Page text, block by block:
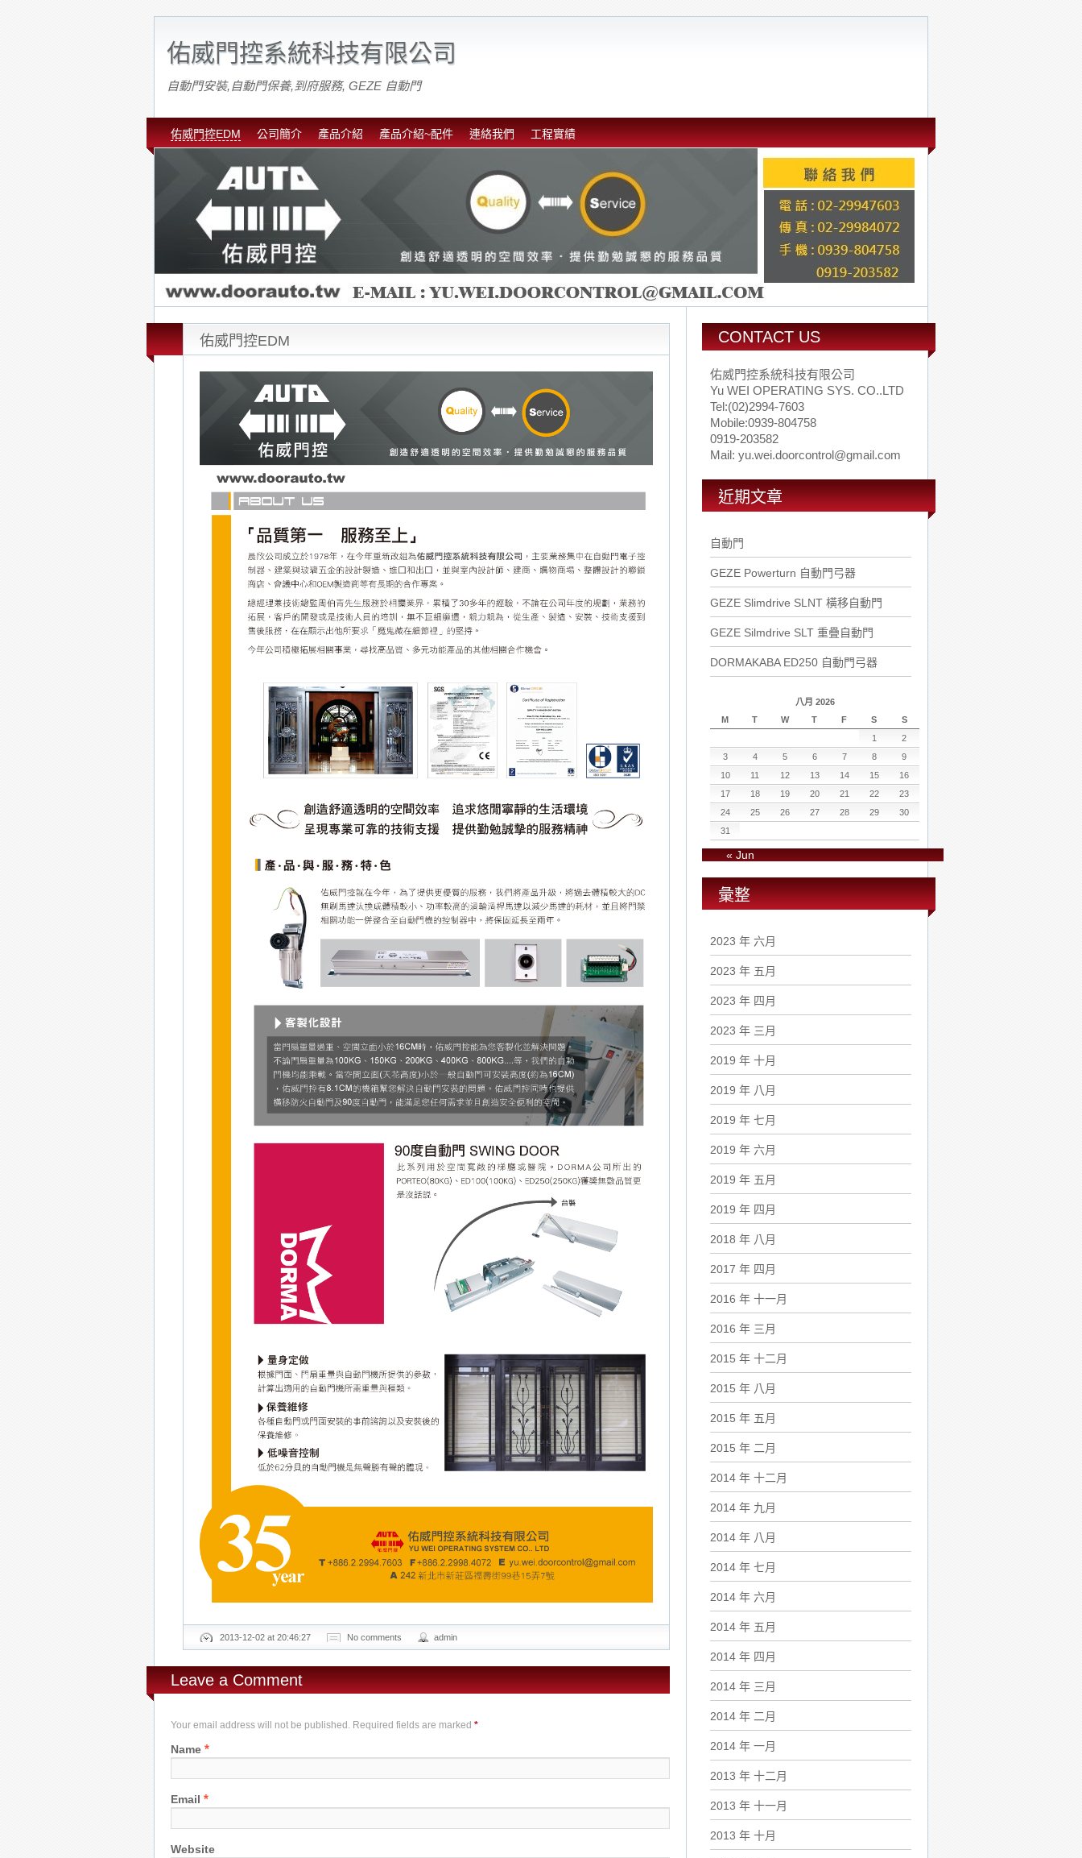
佑威門控系統科技有限公司
自動門安裝,自動門保養,到府服務, GEZE 自動門
佑威門控EDM 公司簡介 產品介紹 產品介紹~配件 連絡我們 工程實績
佑威門控EDM
2013-12-02 at 20:46:27 No comments admin
Leave a Comment
Your email address will not be published. Required fields are marked *
Name *
Email *
Website
CONTACT US
佑威門控系統科技有限公司
Yu WEI OPERATING SYS. CO..LTD
Tel:(02)2994-7603
Mobile:0939-804758
0919-203582
Mail: yu.wei.doorcontrol@gmail.com
近期文章
自動門
GEZE Powerturn 自動門弓器
GEZE Slimdrive SLNT 橫移自動門
GEZE Silmdrive SLT 重疊自動門
DORMAKABA ED250 自動門弓器
八月 2026
M
T W T F S
S
1
2
3
4 5 6 7 8
9
10
11 12 13 14 15
16
17
18 19 20 21 22
23
24
25 26 27 28 29
30
31
« Jun
彙整
2023 年 六月
2023 年 五月
2023 年 四月
2023 年 三月
2019 年 十月
2019 年 八月
2019 年 七月
2019 年 六月
2019 年 五月
2019 年 四月
2018 年 八月
2017 年 四月
2016 年 十一月
2016 年 三月
2015 年 十二月
2015 年 八月
2015 年 五月
2015 年 二月
2014 年 十二月
2014 年 九月
2014 年 八月
2014 年 七月
2014 年 六月
2014 年 五月
2014 年 四月
2014 年 三月
2014 年 二月
2014 年 一月
2013 年 十二月
2013 年 十一月
2013 年 十月